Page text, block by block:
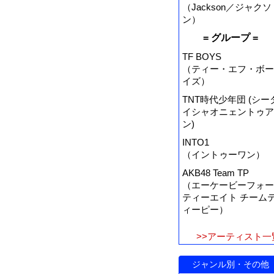
（Jackson／ジャクソ
ン）
= グループ =
TF BOYS
（ティー・エフ・ボー
イズ）
TNT時代少年団 (シー
イシャオニェントゥア
ン)
INTO1
（イントゥーワン）
AKB48 Team TP
（エーケービーフォー
ティーエイト チーム
ィーピー）
>>アーティスト一
ジャンル別・その他